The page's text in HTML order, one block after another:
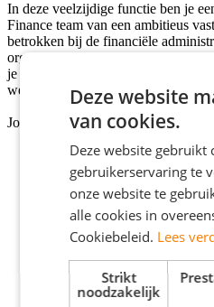
In deze veelzijdige functie ben je
Finance team van een ambitieus
betrokken bij de financiële
organisatie verder te helpen
je snel impact en ontwikkel je jezelf
werkomgeving.
Jouw taken en
Verantwoordelijk voor alle
organisatie;
Verzorgen van
financiële analyses;
Zorgen voor een soepele
en betalingen;
Opstellen van interne
Administratief verwerken en
Deze website
van cookies.
Deze website gebruikt
gebruikerservaring te
onze website te
alle cookies in
Cookiebeleid. Lees
Strikt
noodzakelijk